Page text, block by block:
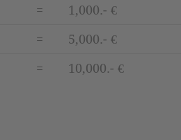
=
1,000.- €
=
5,000.- €
= 10,000.- €